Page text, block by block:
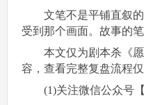
文笔不是平铺直叙的
受到那个画面。故事的笔
本文仅为剧本杀《愿
容，查看完整复盘流程仅
(1)关注微信公众号【